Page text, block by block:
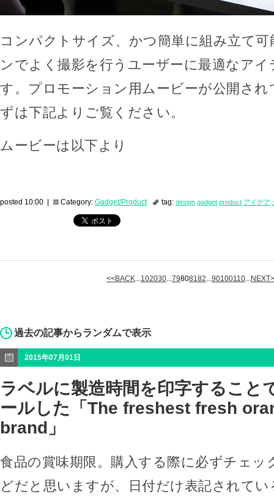
コンパクトサイズ、かつ簡単に組み立て
ンでよく撮影を行うユーザーに最適なア
す。プロモーション用ムービーが公開さ
ずは下記よりご覧ください。
ムービーは以下より
posted 10:00 | Category: Gadget/Product tag: design gadget product アイデア
<<BACK...102030...79808182...90100110...
過去の記事からランダムで表示
2015年07月01日
ラベルに製造時間を印字すること
ールした「The freshest fresh
brand」
食品の賞味期限。購入する際に必ずチェッ
どだと思いますが、日付だけ表記されて